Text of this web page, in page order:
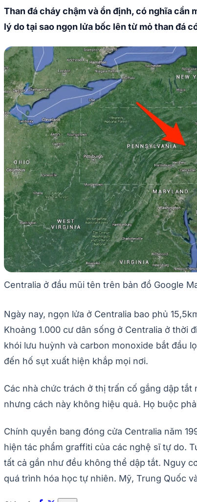
Than đá cháy chậm và ổn định, có nghĩa
lý do tại sao ngọn lửa bốc lên từ mỏ than đá
Centralia ở đầu mũi tên trên bản đồ Google
Ngày nay, ngọn lửa ở Centralia bao phủ
Khoảng 1.000 cư dân sống ở Centralia ở thời
khói lưu huỳnh và carbon monoxide bắt đầu
đến hố sụt xuất hiện khắp mọi nơi.
Các nhà chức trách ở thị trấn cố gắng dập
nhưng cách này không hiệu quả. Họ buộc
Chính quyền bang đóng cửa Centralia năm
hiện tác phẩm graffiti của các nghệ sĩ tự do.
tất cả gần như đều không thể dập tắt. Nguy
quá trình hóa học tự nhiên. Mỹ, Trung Quốc